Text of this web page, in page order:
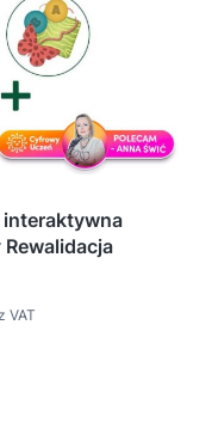
interaktywna
Rewalidacja
VAT